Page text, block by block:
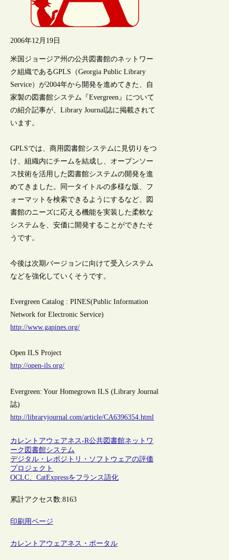
2006年12月19日
米国ジョージア州の公共図書館のネットワー
ク組織であるGPLS（Georgia Public Library
Service）が2004年から開発を進めてきた、自
家製の図書館システム『Evergreen』について
の紹介記事が、Library Journal誌に掲載されて
います。
GPLSでは、商用図書館システムに見切りをつ
け、組織内にチームを結成し、オープンソー
ス技術を活用した図書館システムの開発を進
めてきました。同一タイトルの多様な版、フ
ォーマットを検索できるようにするなど、図
書館のニーズに応える機能を実装した柔軟な
システムを、安価に開発することができたそ
うです。
今後は次期バージョンに向けて受入システム
などを強化していくそうです。
Evergreen Catalog : PINES(Public Information
Network for Electronic Service)
http://www.gapines.org/
Open ILS Project
http://open-ils.org/
Evergreen: Your Homegrown ILS (Library Journal
誌)
http://libraryjournal.com/article/CA6396354.html
カレントアウェアネス-R公共図書館ネットワ
ーク 図書館システム
デジタル・レポジトリ・ソフトウェアの評価
プロジェクト
OCLC、CatExpressをフランス語化
累計アクセス数:8163
印刷用ページ
カレントアウェアネス・ポータル